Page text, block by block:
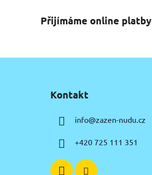
Přijímáme online platby
Kontakt
info@zazen-nudu.cz
+420 725 111 351